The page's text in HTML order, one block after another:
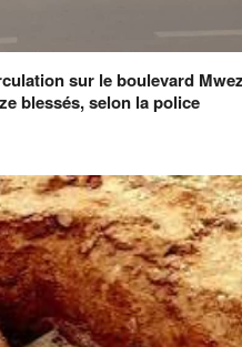
sur le boulevard
blessés, selon la police